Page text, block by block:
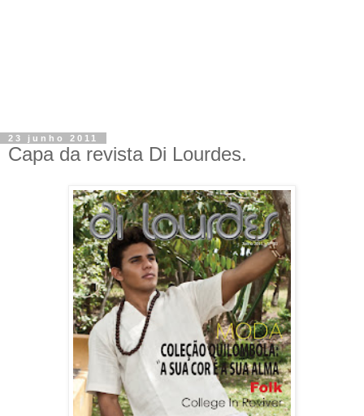
23 junho 2011
Capa da revista Di Lourdes.